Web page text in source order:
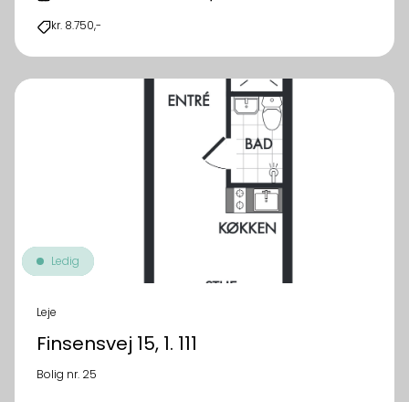
kr. 8.750,-
Ledig
Leje
Finsensvej 15, 1. 111
Bolig nr. 25